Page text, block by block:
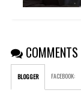
COMMENTS
BLOGGER FACEBOOK: